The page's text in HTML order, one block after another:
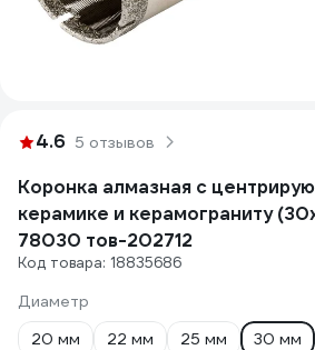
4.6 5 отзывов
Коронка алмазная с
керамике и керамограниту
78030 тов-202712
Код товара: 18835686
Диаметр
20 мм
22 мм 25 мм 30 мм